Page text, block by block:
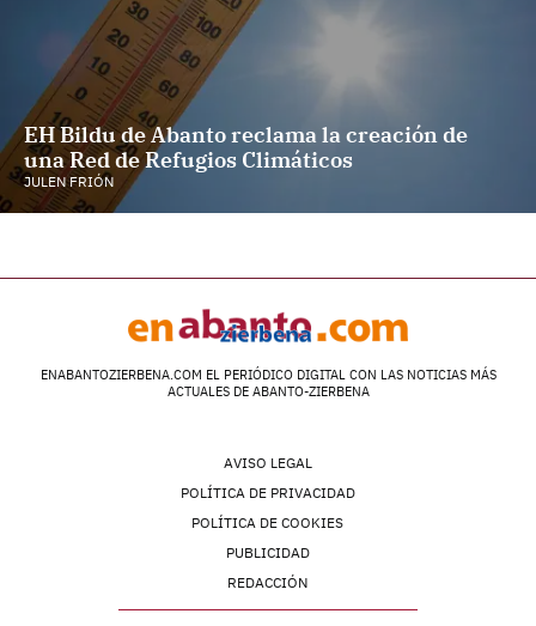
EH Bildu de Abanto reclama la creación de
una Red de Refugios Climáticos
JULEN FRIÓN
ENABANTOZIERBENA.COM EL PERIÓDICO DIGITAL CON LAS NOTICIAS MÁS
ACTUALES DE ABANTO-ZIERBENA
AVISO LEGAL
POLÍTICA DE PRIVACIDAD
POLÍTICA DE COOKIES
PUBLICIDAD
REDACCIÓN